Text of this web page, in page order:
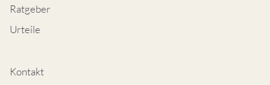
Ratgeber
Urteile
Kontakt